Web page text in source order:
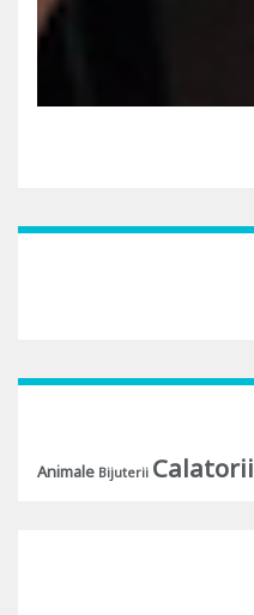
Animale Bijuterii Calatorii